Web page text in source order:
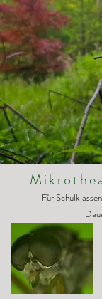
Für